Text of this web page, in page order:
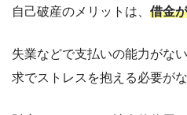
自己破産のメリットは、 借金
失業などで支払いの能力がな
求でストレスを抱える必要がな